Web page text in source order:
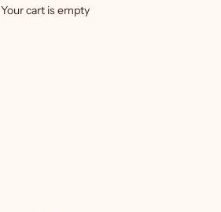
Your cart is empty